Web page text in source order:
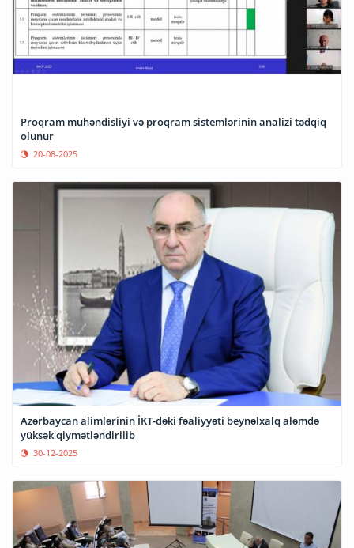
Proqram mühəndisliyi və proqram sistemlərinin analizi tədqiq
olunur
20-08-2025
Azərbaycan alimlərinin İKT-dəki fəaliyyəti beynəlxalq aləmdə
yüksək qiymətləndirilib
30-12-2025